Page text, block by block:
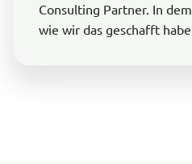
Consulting Partner. In
wie wir das geschafft